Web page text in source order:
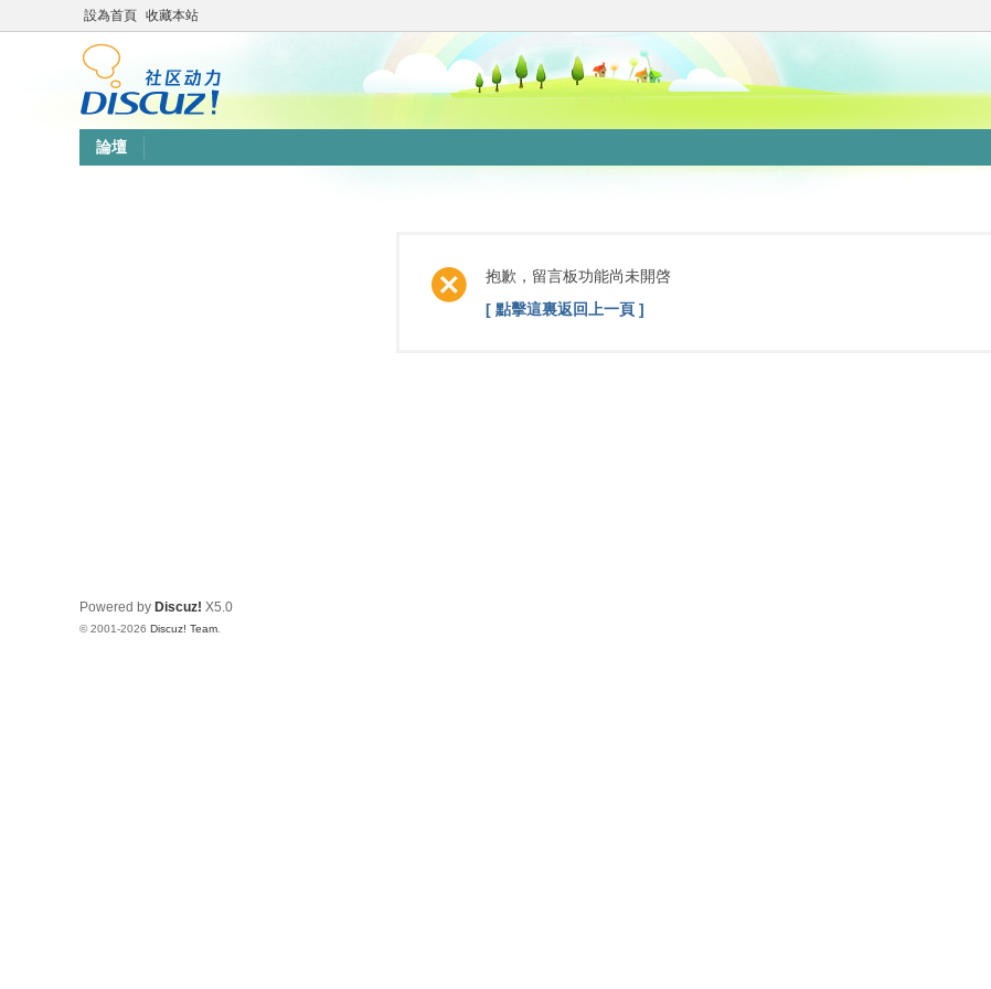
設為首頁 收藏本站
論壇
抱歉，留言板功能尚未開啓
[ 點擊這裏返回上一頁 ]
Powered by Discuz! X5.0
© 2001-2026 Discuz! Team